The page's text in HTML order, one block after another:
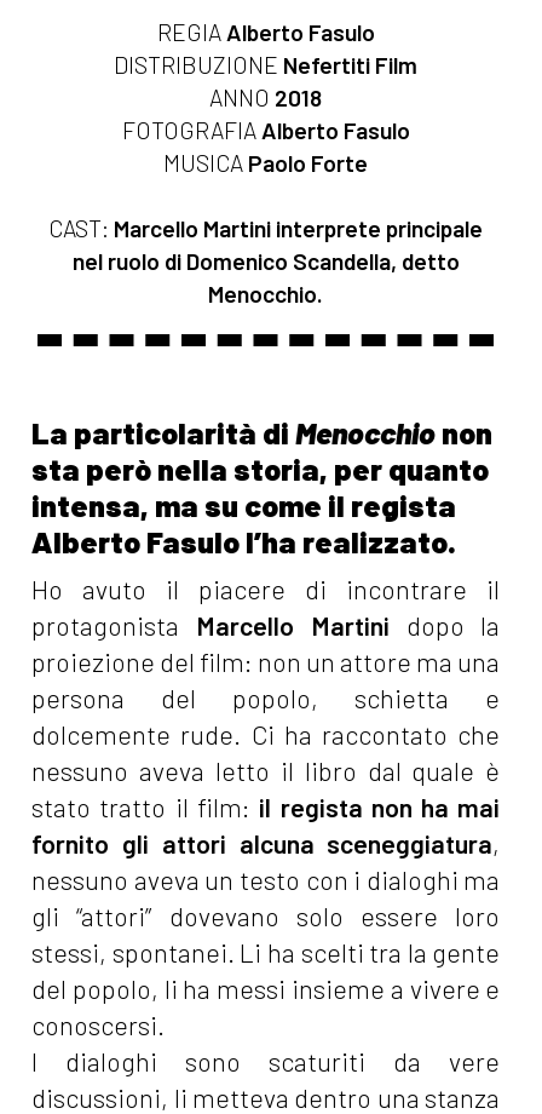
REGIA Alberto Fasulo
DISTRIBUZIONE Nefertiti Film
ANNO 2018
FOTOGRAFIA Alberto Fasulo
MUSICA Paolo Forte
CAST: Marcello Martini interprete principale
nel ruolo di Domenico Scandella, detto
Menocchio.
La particolarità diMenocchio non
sta però nella storia, per quanto
intensa, ma su come il regista
Alberto Fasulo l’ha realizzato.
Ho avuto il piacere di incontrare il
protagonista Marcello Martini dopo la
proiezione del film: non un attore ma una
persona del popolo, schietta e
dolcemente rude. Ci ha raccontato che
nessuno aveva letto il libro dal quale è
stato tratto il film: il regista non ha mai
fornito gli attori alcuna sceneggiatura,
nessuno aveva un testo con i dialoghi ma
gli “attori” dovevano solo essere loro
stessi, spontanei. Li ha scelti tra la gente
del popolo, li ha messi insieme a vivere e
conoscersi.
I dialoghi sono scaturiti da vere
discussioni, li metteva dentro una stanza